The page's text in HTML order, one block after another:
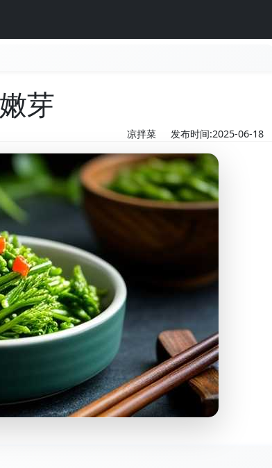
芽
凉拌菜 发布时间:2025-06-18